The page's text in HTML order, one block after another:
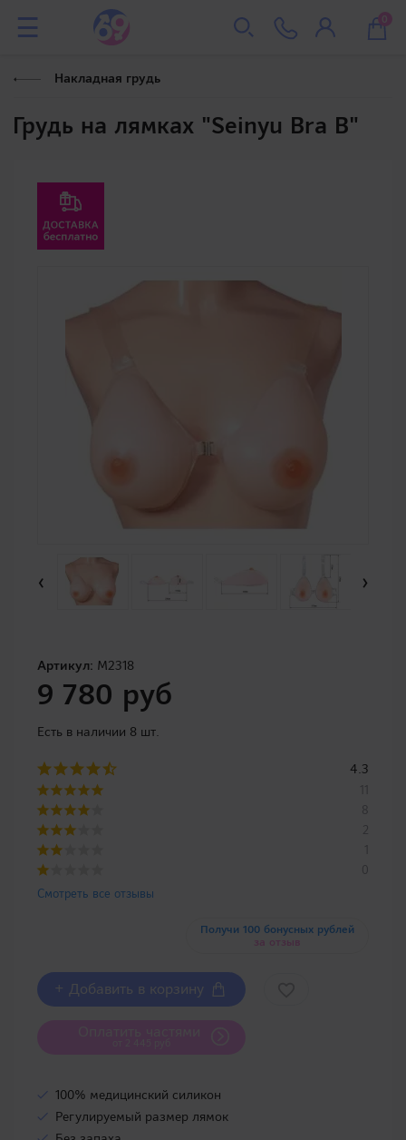
0
Накладная грудь
Грудь на лямках "Seinyu Bra B"
‹ ›
Артикул: M2318
9 780 руб
Есть в наличии 8 шт.
4.3
8
2
0
Смотреть все отзывы
Получи 100 бонусных рублей
за отзыв
+ Добавить в корзину
100% медицинский силикон
Регулируемый размер лямок